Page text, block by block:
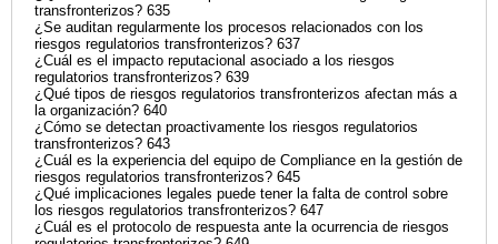
transfronterizos? 635
¿Se auditan regularmente los procesos relacionados con los
riesgos regulatorios transfronterizos? 637
¿Cuál es el impacto reputacional asociado a los riesgos
regulatorios transfronterizos? 639
¿Qué tipos de riesgos regulatorios transfronterizos afectan más a
la organización? 640
¿Cómo se detectan proactivamente los riesgos regulatorios
transfronterizos? 643
¿Cuál es la experiencia del equipo de Compliance en la gestión de
riesgos regulatorios transfronterizos? 645
¿Qué implicaciones legales puede tener la falta de control sobre
los riesgos regulatorios transfronterizos? 647
¿Cuál es el protocolo de respuesta ante la ocurrencia de riesgos